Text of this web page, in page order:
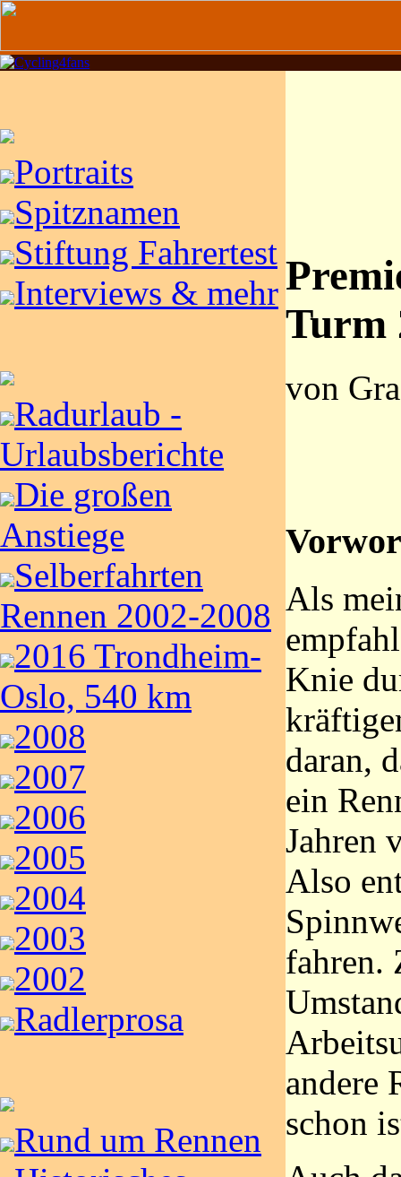
Portraits
Spitznamen
Stiftung Fahrertest
Interviews & mehr
Radurlaub -
Urlaubsberichte
Die großen
Anstiege
Selberfahrten
Rennen 2002-2008
2016 Trondheim-
Oslo, 540 km
2008
2007
2006
2005
2004
2003
2002
Radlerprosa
Rund um Rennen
Turm
von
Als
Knie
daran,
ein
Jahren
Also
fahren.
andere
schon